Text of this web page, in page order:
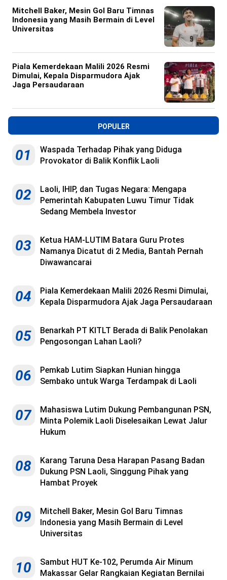
Mitchell Baker, Mesin Gol Baru Timnas
Indonesia yang Masih Bermain di Level
Universitas
Piala Kemerdekaan Malili 2026 Resmi
Dimulai, Kepala Disparmudora Ajak
Jaga Persaudaraan
POPULER
01
Waspada Terhadap Pihak yang Diduga
Provokator di Balik Konflik Laoli
02
Laoli, IHIP, dan Tugas Negara: Mengapa
Pemerintah Kabupaten Luwu Timur Tidak
Sedang Membela Investor
03
Ketua HAM-LUTIM Batara Guru Protes
Namanya Dicatut di 2 Media, Bantah Pernah
Diwawancarai
04
Piala Kemerdekaan Malili 2026 Resmi Dimulai,
Kepala Disparmudora Ajak Jaga Persaudaraan
05
Benarkah PT KITLT Berada di Balik Penolakan
Pengosongan Lahan Laoli?
06
Pemkab Lutim Siapkan Hunian hingga
Sembako untuk Warga Terdampak di Laoli
07
Mahasiswa Lutim Dukung Pembangunan PSN,
Minta Polemik Laoli Diselesaikan Lewat Jalur
Hukum
08
Karang Taruna Desa Harapan Pasang Badan
Dukung PSN Laoli, Singgung Pihak yang
Hambat Proyek
09
Mitchell Baker, Mesin Gol Baru Timnas
Indonesia yang Masih Bermain di Level
Universitas
10
Sambut HUT Ke-102, Perumda Air Minum
Makassar Gelar Rangkaian Kegiatan Bernilai